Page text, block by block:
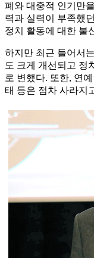
폐와 대중적 인기만
력과 실력이 부족했
정치 활동에 대한 불
하지만 최근 들어서
도 크게 개선되고 정
로 변했다. 또한, 연
태 등은 점차 사라지